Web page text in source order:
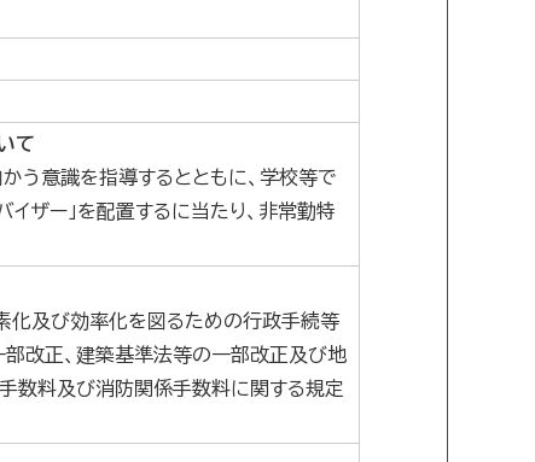
て
う意識を指導するとともに、学校等で
ザー」を配置するに当たり、非常勤特
化及び効率化を図るための行政手続等
改正、建築基準法等の一部改正及び地
数料及び消防関係手数料に関する規定